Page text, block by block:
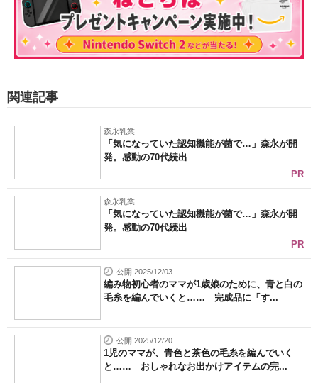
関連記事
森永乳業
「気になっていた認知機能が菌で…」森永が開
発。感動の70代続出
PR
森永乳業
「気になっていた認知機能が菌で…」森永が開
発。感動の70代続出
PR
公開 2025/12/03
編み物初心者のママが1歳娘のために、青と白の
毛糸を編んでいくと…… 完成品に「す...
公開 2025/12/20
1児のママが、青色と茶色の毛糸を編んでいく
と…… おしゃれなお出かけアイテムの完...